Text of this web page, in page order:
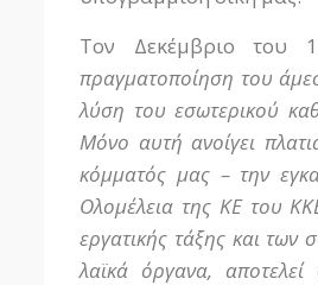
Τον Δεκέμβριο του
πραγματοποίηση του
λύση του εσωτερικού
Μόνο αυτή ανοίγει
κόμματός μας – την
Ολομέλεια της ΚΕ του
εργατικής τάξης και των
λαϊκά όργανα,